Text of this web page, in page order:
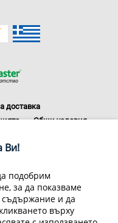
доставка
Общи условия
All rights reserved.
CI
Ви!
подобрим
за да показваме
и да
върху